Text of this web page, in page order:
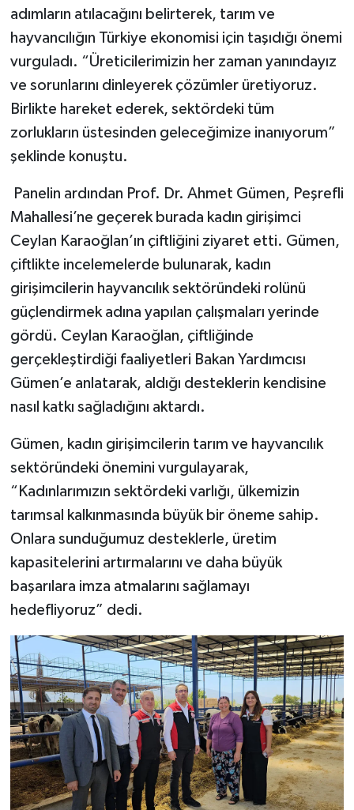
adımların atılacağını belirterek, tarım ve
hayvancılığın Türkiye ekonomisi için taşıdığı önemi
vurguladı. “Üreticilerimizin her zaman yanındayız
ve sorunlarını dinleyerek çözümler üretiyoruz.
Birlikte hareket ederek, sektördeki tüm
zorlukların üstesinden geleceğimize inanıyorum”
şeklinde konuştu.
Panelin ardından Prof. Dr. Ahmet Gümen, Peşrefli
Mahallesi’ne geçerek burada kadın girişimci
Ceylan Karaoğlan’ın çiftliğini ziyaret etti. Gümen,
çiftlikte incelemelerde bulunarak, kadın
girişimcilerin hayvancılık sektöründeki rolünü
güçlendirmek adına yapılan çalışmaları yerinde
gördü. Ceylan Karaoğlan, çiftliğinde
gerçekleştirdiği faaliyetleri Bakan Yardımcısı
Gümen’e anlatarak, aldığı desteklerin kendisine
nasıl katkı sağladığını aktardı.
Gümen, kadın girişimcilerin tarım ve hayvancılık
sektöründeki önemini vurgulayarak,
“Kadınlarımızın sektördeki varlığı, ülkemizin
tarımsal kalkınmasında büyük bir öneme sahip.
Onlara sunduğumuz desteklerle, üretim
kapasitelerini artırmalarını ve daha büyük
başarılara imza atmalarını sağlamayı
hedefliyoruz” dedi.